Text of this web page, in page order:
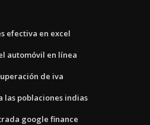
efectiva en excel
automóvil en línea
de iva
las poblaciones indias
google finance